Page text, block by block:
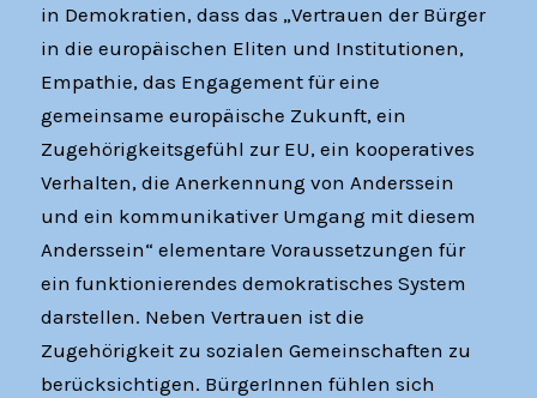
in Demokratien, dass das „Vertrauen der Bürger
in die europäischen Eliten und Institutionen,
Empathie, das Engagement für eine
gemeinsame europäische Zukunft, ein
Zugehörigkeitsgefühl zur EU, ein kooperatives
Verhalten, die Anerkennung von Anderssein
und ein kommunikativer Umgang mit diesem
Anderssein“ elementare Voraussetzungen für
ein funktionierendes demokratisches System
darstellen. Neben Vertrauen ist die
Zugehörigkeit zu sozialen Gemeinschaften zu
berücksichtigen. BürgerInnen fühlen sich